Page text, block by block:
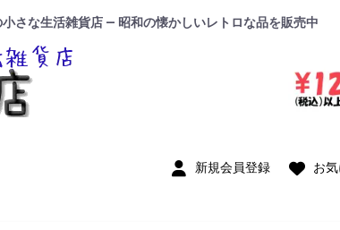
さな生活雑貨店 — 昭和の懐かしいレトロな品を販売中
新規会員登録 お